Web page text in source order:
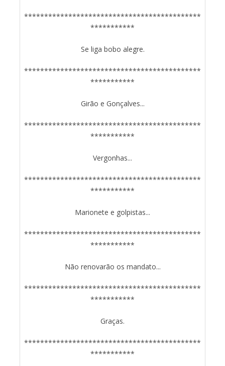
********************************************
***********
Se liga bobo alegre.
********************************************
***********
Girão e Gonçalves...
********************************************
***********
Vergonhas...
********************************************
***********
Marionete e golpistas...
********************************************
***********
Não renovarão os mandato...
********************************************
***********
Graças.
********************************************
***********